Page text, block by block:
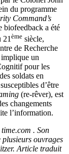
du programme
Command’s
biofeedback a été
21 ème siècle,
de Recherche
implique un
pour les
soldats en
d’être
(re-rêver), est
changements
l’information.
. Son
ouvrages
Article traduit